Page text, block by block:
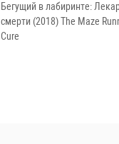
Бегущий в лабиринте:
смерти (2018) The Maze
Cure